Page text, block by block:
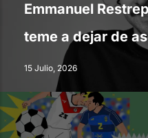
Emmanuel
teme a dejar de
15 Julio, 2026